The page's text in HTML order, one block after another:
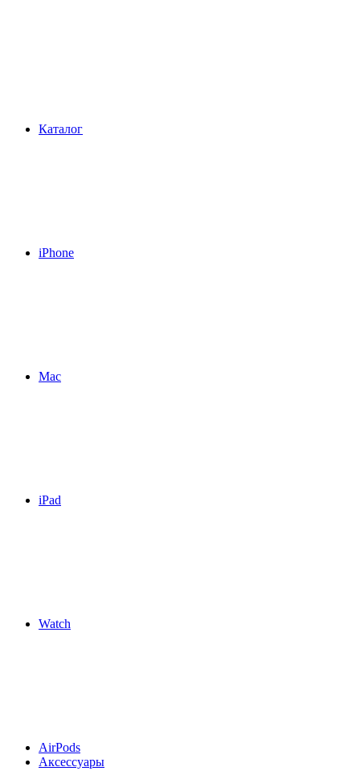
Каталог
iPhone
Mac
iPad
Watch
AirPods
Аксессуары